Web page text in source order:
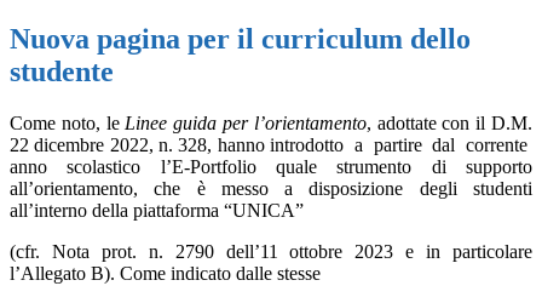
Nuova pagina per il curriculum dello
studente
Come noto, le Linee guida per l’orientamento, adottate con il D.M.
22 dicembre 2022, n. 328, hannointrodotto a partire dal corrente
anno
scolastico l’E-Portfolio quale strumento di
supporto
all’orientamento, che è messo a disposizione degli studenti
all’interno della piattaforma “UNICA”
(cfr. Nota prot. n. 2790 dell’11 ottobre 2023 e in particolare
l’Allegato B). Come indicato dalle stesse